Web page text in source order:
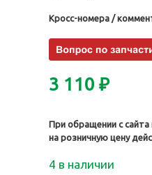
Кросс-номера /
3 110 ₽
При обращении с сайта
на розничную цену
4 в наличии